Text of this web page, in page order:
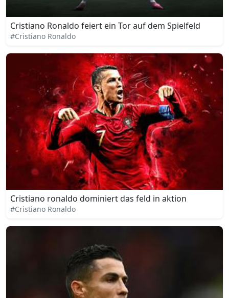
Cristiano Ronaldo feiert ein Tor auf dem Spielfeld
#Cristiano Ronaldo
Cristiano ronaldo dominiert das feld in aktion
#Cristiano Ronaldo